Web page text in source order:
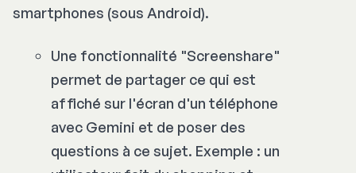
smartphones (sous Android).
Une fonctionnalité "Screenshare"
permet de partager ce qui est
affiché sur l'écran d'un téléphone
avec Gemini et de poser des
questions à ce sujet. Exemple : un